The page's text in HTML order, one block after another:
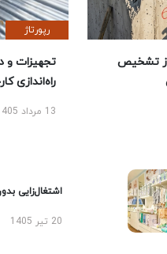
تشخیص
رپورتاژ
تجهیزات و
راه‌اندازی
13 مرداد 1405
اشتغال‌زایی بدون
20 تیر 1405